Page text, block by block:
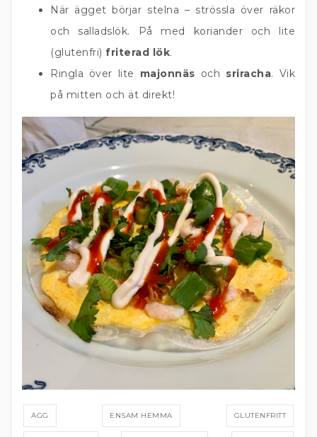
När ägget börjar stelna – strössla över räkor
och salladslök. På med koriander och lite
(glutenfri) friterad lök.
Ringla över lite majonnäs och sriracha. Vik
på mitten och ät direkt!
ÄGG ENSAM HEMMA GLUTENFRITT